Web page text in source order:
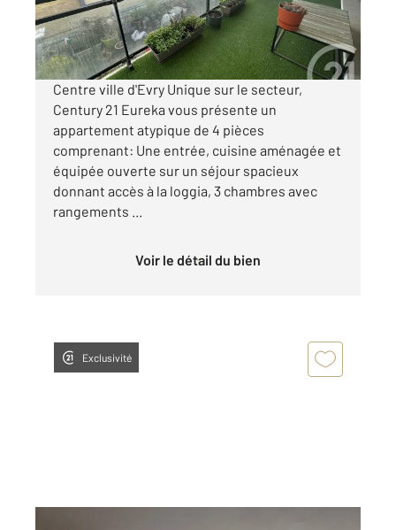
200 000 €
Visiter le site dédié
Centre ville d'Evry Unique sur le secteur,
Century 21 Eureka vous présente un
appartement atypique de 4 pièces
comprenant: Une entrée, cuisine aménagée et
équipée ouverte sur un séjour spacieux
donnant accès à la loggia, 3 chambres avec
rangements ...
Voir le détail du bien
Exclusivité